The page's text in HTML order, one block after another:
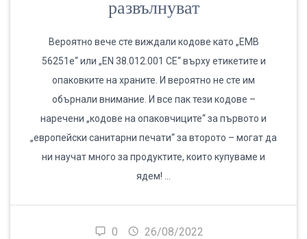
развълнуват
Вероятно вече сте виждали кодове като „EMB
56251e“ или „EN 38.012.001 CE“ върху етикетите и
опаковките на храните. И вероятно не сте им
обърнали внимание. И все пак тези кодове –
наречени „кодове на опаковчиците“ за първото и
„европейски санитарни печати“ за второто – могат да
ни научат много за продуктите, които купуваме и
ядем! …
0 26/08/2022